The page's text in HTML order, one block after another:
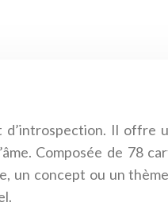
Il offre
Composée de 78
un concept ou un